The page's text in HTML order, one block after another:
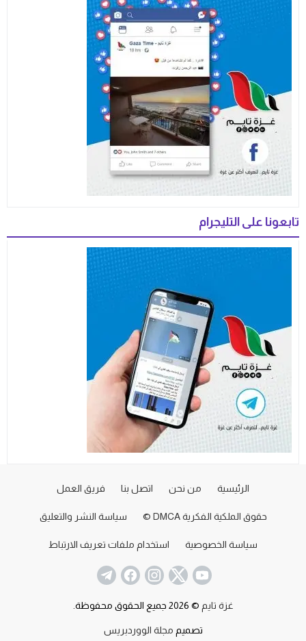
تابعونا على التليجرام
الرئيسية من نحن اتصل بنا فريق العمل
حقوق الملكية الفكرية DMCA © سياسة النشر والتعليق
سياسة الخصوصية استخدام ملفات تعريف الارتباط
غزة تايم © 2026 جميع الحقوق محفوظة.
تصميم مجلة الووردبريس